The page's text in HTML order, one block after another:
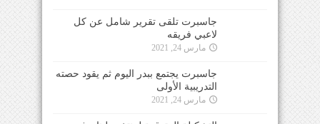
جاسبرت تلقى تقرير شامل عن كل
لاعبي فريقه
مارس 24, 2021
جاسبرت يجتمع ببدر اليوم ثم يقود حصته
التدريبية الأولى
مارس 24, 2021